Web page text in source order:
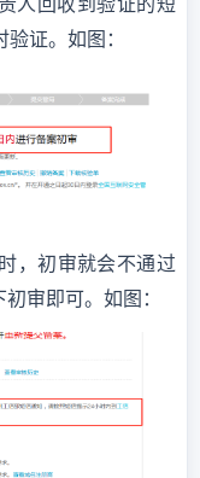
证。如图：
，初审就会不通过
审即可。如图：